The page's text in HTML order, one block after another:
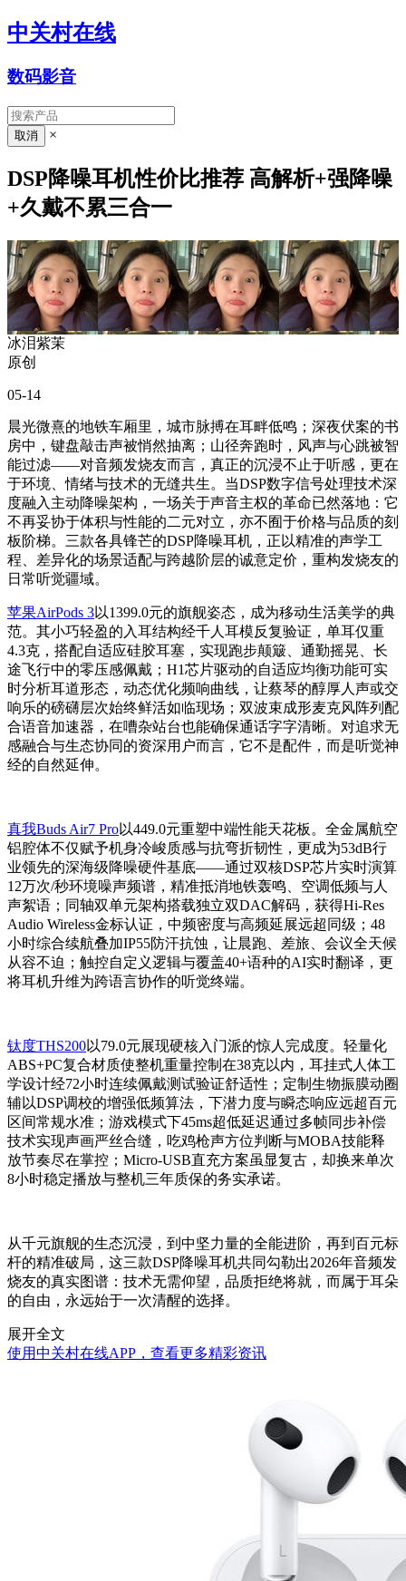
中关村在线
数码影音
×
DSP降噪耳机性价比推荐 高解析+强降噪
+久戴不累三合一
冰泪紫茉
原创
05-14
晨光微熹的地铁车厢里，城市脉搏在耳畔低鸣；深夜伏案的书
房中，键盘敲击声被悄然抽离；山径奔跑时，风声与心跳被智
能过滤——对音频发烧友而言，真正的沉浸不止于听感，更在
于环境、情绪与技术的无缝共生。当DSP数字信号处理技术深
度融入主动降噪架构，一场关于声音主权的革命已然落地：它
不再妥协于体积与性能的二元对立，亦不囿于价格与品质的刻
板阶梯。三款各具锋芒的DSP降噪耳机，正以精准的声学工
程、差异化的场景适配与跨越阶层的诚意定价，重构发烧友的
日常听觉疆域。
苹果AirPods 3以1399.0元的旗舰姿态，成为移动生活美学的典
范。其小巧轻盈的入耳结构经千人耳模反复验证，单耳仅重
4.3克，搭配自适应硅胶耳塞，实现跑步颠簸、通勤摇晃、长
途飞行中的零压感佩戴；H1芯片驱动的自适应均衡功能可实
时分析耳道形态，动态优化频响曲线，让蔡琴的醇厚人声或交
响乐的磅礴层次始终鲜活如临现场；双波束成形麦克风阵列配
合语音加速器，在嘈杂站台也能确保通话字字清晰。对追求无
感融合与生态协同的资深用户而言，它不是配件，而是听觉神
经的自然延伸。
真我Buds Air7 Pro以449.0元重塑中端性能天花板。全金属航空
铝腔体不仅赋予机身冷峻质感与抗弯折韧性，更成为53dB行
业领先的深海级降噪硬件基底——通过双核DSP芯片实时演算
12万次/秒环境噪声频谱，精准抵消地铁轰鸣、空调低频与人
声絮语；同轴双单元架构搭载独立双DAC解码，获得Hi-Res
Audio Wireless金标认证，中频密度与高频延展远超同级；48
小时综合续航叠加IP55防汗抗蚀，让晨跑、差旅、会议全天候
从容不迫；触控自定义逻辑与覆盖40+语种的AI实时翻译，更
将耳机升维为跨语言协作的听觉终端。
钛度THS200以79.0元展现硬核入门派的惊人完成度。轻量化
ABS+PC复合材质使整机重量控制在38克以内，耳挂式人体工
学设计经72小时连续佩戴测试验证舒适性；定制生物振膜动圈
辅以DSP调校的增强低频算法，下潜力度与瞬态响应远超百元
区间常规水准；游戏模式下45ms超低延迟通过多帧同步补偿
技术实现声画严丝合缝，吃鸡枪声方位判断与MOBA技能释
放节奏尽在掌控；Micro-USB直充方案虽显复古，却换来单次
8小时稳定播放与整机三年质保的务实承诺。
从千元旗舰的生态沉浸，到中坚力量的全能进阶，再到百元标
杆的精准破局，这三款DSP降噪耳机共同勾勒出2026年音频发
烧友的真实图谱：技术无需仰望，品质拒绝将就，而属于耳朵
的自由，永远始于一次清醒的选择。
展开全文
使用中关村在线APP，查看更多精彩资讯